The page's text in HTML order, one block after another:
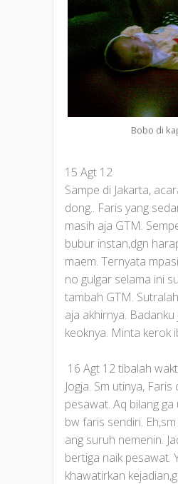
Bobo di
15 Agt 12
Sampe di Jakarta,
dong.. Faris yang
masih aja GTM.
bubur instan,dgn
maem. Ternyata
no gulgar selama ini
tambah GTM.
aja akhirnya.
keoknya. Minta kerok
16 Agt 12 tibalah
Jogja. Sm utinya,
pesawat. Aq bilang
bw faris sendiri.
ang suruh nemenin.
bertiga naik pesawat.
khawatirkan